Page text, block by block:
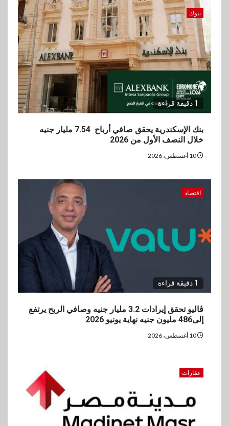
وصافي الربح يرتفع إلى486
مليون جنيه نهاية يونيو 2026
3
عقارات
مدينة مصر تسجل مبيعات بقيمة
28.4 مليار جنيه خلال النصف
4
سوق وصلة
vivo تعيد تعريف مفهوم الفئة
5 بنوك رياضة
وزير الشباب والرياضة يلتقي
بالرئيس التنفيذي والعضو المنتدب
لبنك saib لبحث تعزيز التعاون
بنوك
1 دقيقة قراءة
بنك الإسكندرية يحقق صافي أرباح 7.54 مليار جنيه
خلال النصف الأول من 2026
اقتصاد
1 دقيقة قراءة
ڤاليو تحقق إيرادات 3.2 مليار جنيه وصافي الربح يرتفع
إلى486 مليون جنيه نهاية يونيو 2026
عقارات